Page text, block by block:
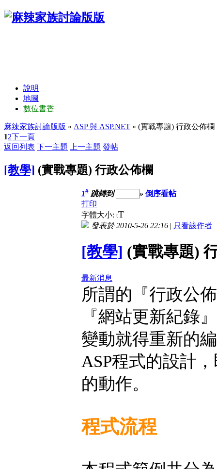
說明
地圖
數位書香
麻辣家族討論版版 » ASP 與 ASP.NET » (實戰專題) 行政公佈欄
12下一頁
返回列表 下一主題 上一主題 發帖
[教學] (實戰專題) 行政公佈欄
1# 跳轉到 » 倒序看帖
打印
字體大小: tT
發表於 2010-5-26 22:16 | 只看該作者
[教學] (實戰專題)
最新消息
所謂的『行政公
『網站更新紀錄
變動就得重新的
ASP程式的設計
的動作。
程式流程